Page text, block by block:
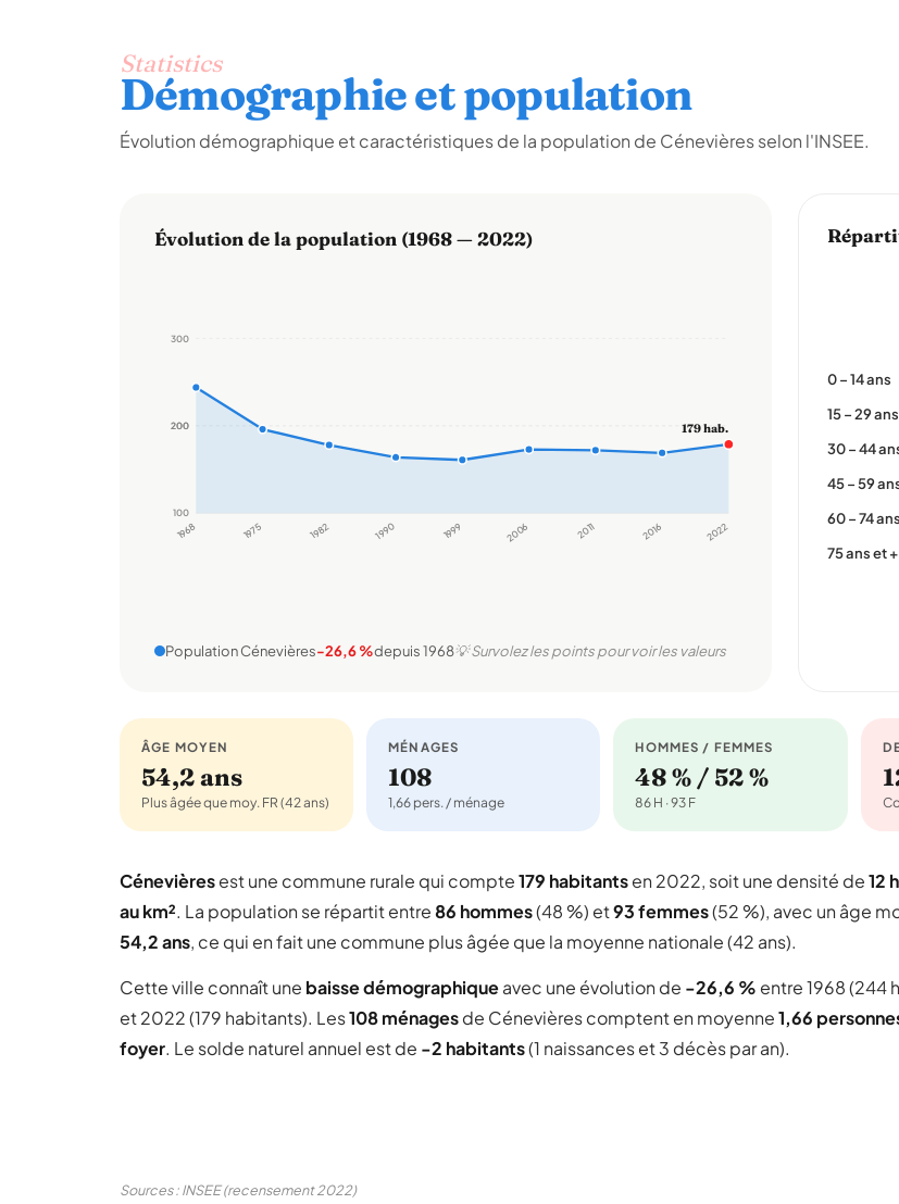
Statistics
Démographie et population
Évolution démographique et caractéristiques de la population de Cénevières selon l'INSEE.
Évolution de la population (1968 — 2022)
100
200
200
300
1968 1975 1982 1990 1999 2006 2011 2016 2022
179 hab.
Population Cénevières-26,6 %depuis 1968💡 Survolez les points pour voir les valeurs
0 – 14 ans
15 – 29 ans
30 – 44
45 – 59
60 – 74 ans
75 ans et +
ÂGE MOYEN
54,2 ans
Plus âgée que moy. FR (42 ans)
MÉNAGES
108
1,66 pers. / ménage
HOMMES / FEMMES
48 % / 52 %
86 H · 93 F
Cénevièresest une commune rurale qui compte179 habitantsen 2022, soit une densité de12
au km². La population se répartit entre86 hommes(48 %) et93 femmes(52 %), avec un âge
54,2 ans, ce qui en fait une commune plus âgée que la moyenne nationale (42 ans).
Cette ville connaît une baisse démographiqueavec une évolution de -26,6 % entre 1968 (244
et 2022 (179 habitants). Les108 ménagesde Cénevières comptent en moyenne1,66
foyer. Le solde naturel annuel est de -2 habitants(1 naissances et 3 décès par an).
Sources : INSEE (recensement 2022)